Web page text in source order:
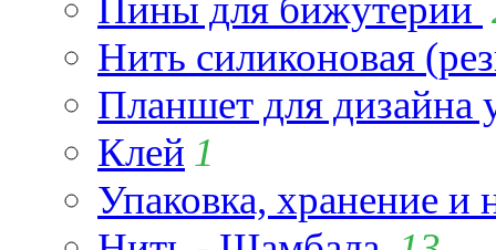
Нить силиконовая
Планшет для
Клей 1
Упаковка, хранение и